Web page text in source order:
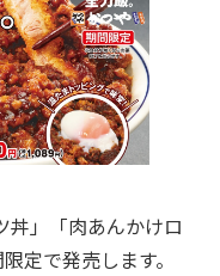
」「肉あんかけロ
定で発売します。